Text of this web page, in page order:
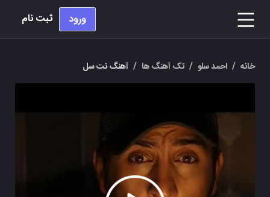
ورود ثبت نام
خانه / احمد سلو / تک آهنگ ها / آهنگ نت سل